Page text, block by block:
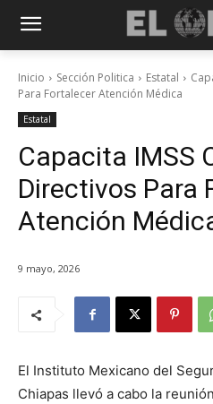
Inicio Sección Politica Estatal
Para Fortalecer Atención Médica
Estatal
Capacita IMSS
Directivos Para
Atención
9 mayo, 2026
El Instituto Mexicano del
Chiapas llevó a cabo la